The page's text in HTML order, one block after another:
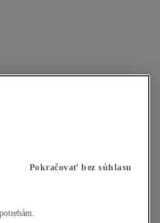
Pokračovať bez súhlasu